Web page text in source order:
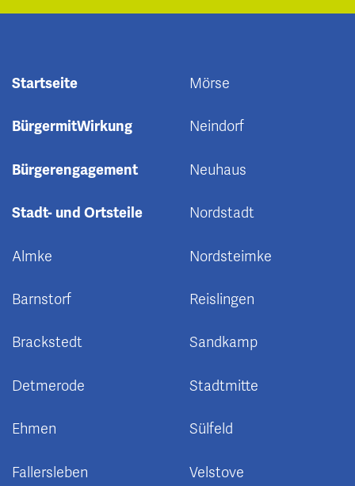
Startseite
BürgermitWirkung
Bürgerengagement
Stadt- und Ortsteile
Almke
Barnstorf
Brackstedt
Detmerode
Ehmen
Fallersleben
Mörse
Neindorf
Neuhaus
Nordstadt
Nordsteimke
Reislingen
Sandkamp
Stadtmitte
Sülfeld
Velstove